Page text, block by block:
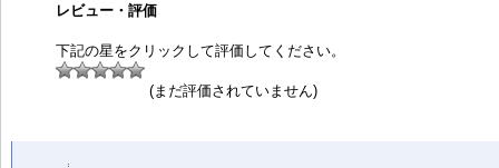
レビュー・評価
下記の星をクリックして評価してください。
(まだ評価されていません)